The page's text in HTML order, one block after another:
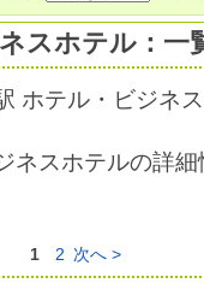
スホテル：一
ホテル・ビジネ
ネスホテルの詳
1 2 次へ >